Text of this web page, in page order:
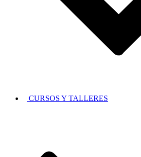
CURSOS Y TALLERES